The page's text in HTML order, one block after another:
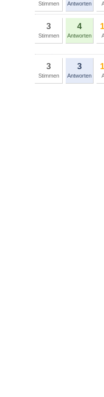
Stimmen Antworten
3
Stimmen
4
Antworten
3
Stimmen
3
Antworten